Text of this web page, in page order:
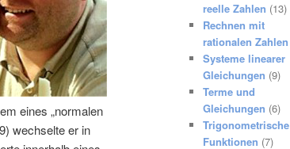
eines „normalen
wechselte er in
reelle Zahlen (13)
Rechnen mit
rationalen Zahlen
Systeme linearer
Gleichungen (9)
Terme und
Gleichungen (6)
Trigonometrische
Funktionen (7)